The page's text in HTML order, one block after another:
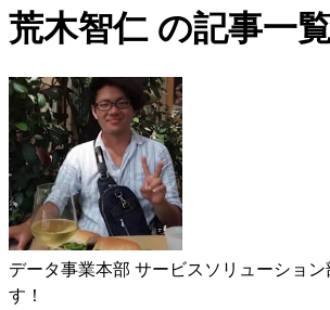
荒木智仁 の記事一
データ事業本部 サービスソリューショ
す！